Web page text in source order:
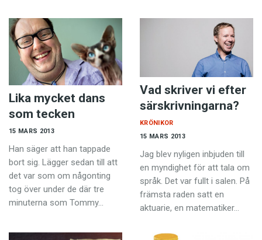
Lika mycket dans
som tecken
15 MARS 2013
Han säger att han tappade
bort sig. Lägger sedan till att
det var som om någonting
tog över under de där tre
minuterna som Tommy…
Vad skriver vi efter
särskrivningarna?
15 MARS 2013
KRÖNIKOR
Jag blev nyligen inbjuden till
en myndighet för att tala om
språk. Det var fullt i salen. På
främsta raden satt en
aktuarie, en matematiker…